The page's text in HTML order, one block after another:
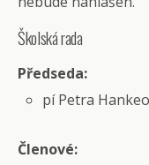
Školská rada
Předseda:
pí Petra
Členové: